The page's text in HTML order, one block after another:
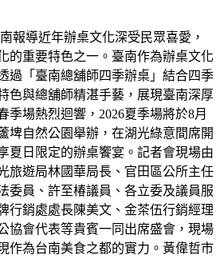
報導近年辦桌文化深受民眾喜愛，
的重要特色之一。臺南作為辦桌文化
過「臺南總舖師四季辦桌」結合四季
色與總舖師精湛手藝，展現臺南深厚
季場熱烈迴響，2026夏季場將於8月
埤自然公園舉辦，在湖光綠意間席開
夏日限定的辦桌饗宴。記者會現場由
旅遊局林國華局長、官田區公所主任
委員、許至椿議員、各立委及議員服
行銷處處長陳美文、金茶伍行銷經理
協會代表等貴賓一同出席盛會，現場
作為台南美食之都的實力。黃偉哲市